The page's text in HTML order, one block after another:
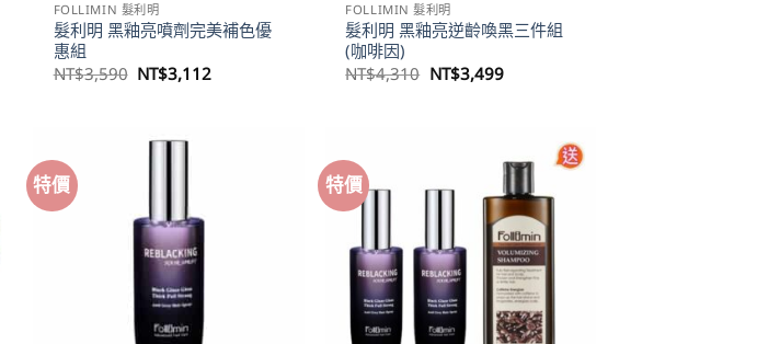
FOLLIMIN 髮利明
髮利明 黑釉亮噴劑完美補色優
惠組
NT$3,590 原
NT$3,590。
NT$3,112
FOLLIMIN 髮利明
髮利明 黑釉亮逆齡喚黑三件組
(咖啡因)
NT$4,310 原
NT$3,499目
NT$3,499。
特價 特價